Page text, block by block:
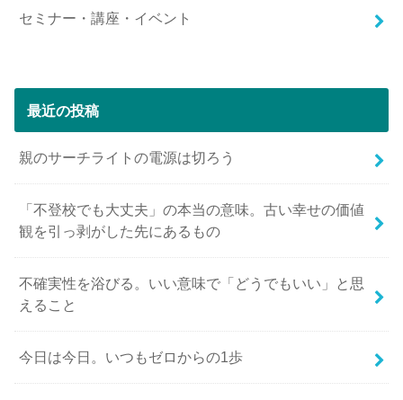
セミナー・講座・イベント
最近の投稿
親のサーチライトの電源は切ろう
「不登校でも大丈夫」の本当の意味。古い幸せの価値
観を引っ剥がした先にあるもの
不確実性を浴びる。いい意味で「どうでもいい」と思
えること
今日は今日。いつもゼロからの1歩